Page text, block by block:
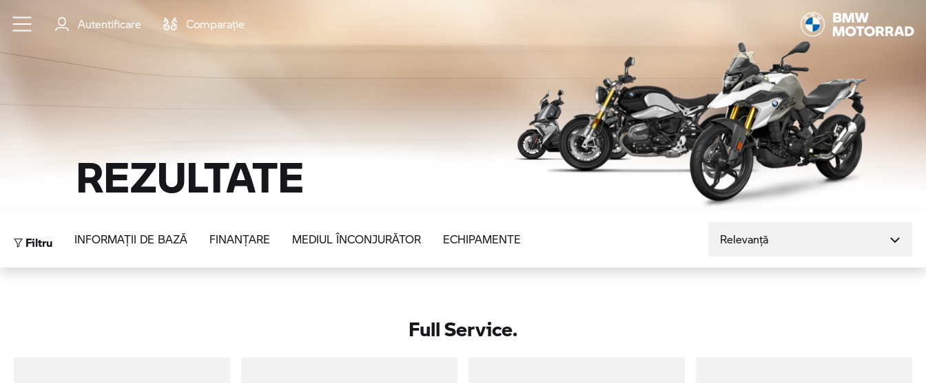
Sari la conținutul principal
Autentificare Comparaţie
REZULTATE
Filtru INFORMAŢII DE BAZĂ FINANŢARE MEDIUL ÎNCONJURĂTOR ECHIPAMENTE
Full Service.